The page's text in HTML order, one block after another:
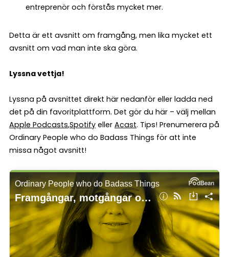
entreprenör och förstås mycket mer.
Detta är ett avsnitt om framgång, men lika mycket ett
avsnitt om vad man inte ska göra.
Lyssna vettja!
Lyssna på avsnittet direkt här nedanför eller ladda ned
det på din favoritplattform. Det gör du här – välj mellan
Apple Podcasts,Spotify eller Acast. Tips! Prenumerera på
Ordinary People who do Badass Things för att inte
missa något avsnitt!